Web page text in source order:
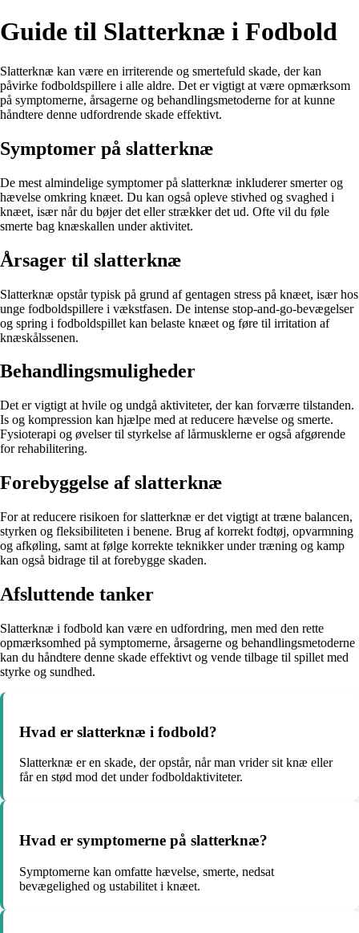
Guide til Slatterknæ i Fodbold
Slatterknæ kan være en irriterende og smertefuld skade, der kan
påvirke fodboldspillere i alle aldre. Det er vigtigt at være opmærksom
på symptomerne, årsagerne og behandlingsmetoderne for at kunne
håndtere denne udfordrende skade effektivt.
Symptomer på slatterknæ
De mest almindelige symptomer på slatterknæ inkluderer smerter og
hævelse omkring knæet. Du kan også opleve stivhed og svaghed i
knæet, især når du bøjer det eller strækker det ud. Ofte vil du føle
smerte bag knæskallen under aktivitet.
Årsager til slatterknæ
Slatterknæ opstår typisk på grund af gentagen stress på knæet, især hos
unge fodboldspillere i vækstfasen. De intense stop-and-go-bevægelser
og spring i fodboldspillet kan belaste knæet og føre til irritation af
knæskålssenen.
Behandlingsmuligheder
Det er vigtigt at hvile og undgå aktiviteter, der kan forværre tilstanden.
Is og kompression kan hjælpe med at reducere hævelse og smerte.
Fysioterapi og øvelser til styrkelse af lårmusklerne er også afgørende
for rehabilitering.
Forebyggelse af slatterknæ
For at reducere risikoen for slatterknæ er det vigtigt at træne balancen,
styrken og fleksibiliteten i benene. Brug af korrekt fodtøj, opvarmning
og afkøling, samt at følge korrekte teknikker under træning og kamp
kan også bidrage til at forebygge skaden.
Afsluttende tanker
Slatterknæ i fodbold kan være en udfordring, men med den rette
opmærksomhed på symptomerne, årsagerne og behandlingsmetoderne
kan du håndtere denne skade effektivt og vende tilbage til spillet med
styrke og sundhed.
Hvad er slatterknæ i fodbold?
Slatterknæ er en skade, der opstår, når man vrider sit knæ eller
får en stød mod det under fodboldaktiviteter.
Hvad er symptomerne på slatterknæ?
Symptomerne kan omfatte hævelse, smerte, nedsat
bevægelighed og ustabilitet i knæet.